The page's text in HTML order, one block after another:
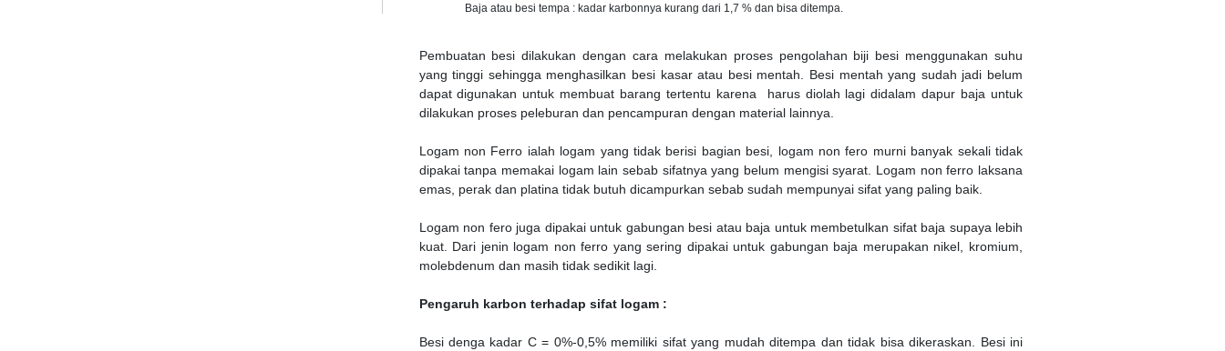
Baja atau besi tempa : kadar karbonnya kurang dari 1,7 % dan bisa ditempa.
Pembuatan besi dilakukan dengan cara melakukan proses pengolahan biji besi menggunakan suhu
yang tinggi sehingga menghasilkan besi kasar atau besi mentah. Besi mentah yang sudah jadi belum
dapat digunakan untuk membuat barang tertentu karena harus diolah lagi didalam dapur baja untuk
dilakukan proses peleburan dan pencampuran dengan material lainnya.
Logam non Ferro ialah logam yang tidak berisi bagian besi, logam non fero murni banyak sekali tidak
dipakai tanpa memakai logam lain sebab sifatnya yang belum mengisi syarat. Logam non ferro laksana
emas, perak dan platina tidak butuh dicampurkan sebab sudah mempunyai sifat yang paling baik.
Logam non fero juga dipakai untuk gabungan besi atau baja untuk membetulkan sifat baja supaya lebih
kuat. Dari jenin logam non ferro yang sering dipakai untuk gabungan baja merupakan nikel, kromium,
molebdenum dan masih tidak sedikit lagi.
Pengaruh karbon terhadap sifat logam :
Besi denga kadar C = 0%-0,5% memiliki sifat yang mudah ditempa dan tidak bisa dikeraskan. Besi ini